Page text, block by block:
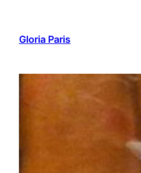
contenu
Gloria Paris